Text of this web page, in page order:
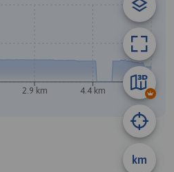
km
2.9 km 4.4 km 5.9 km